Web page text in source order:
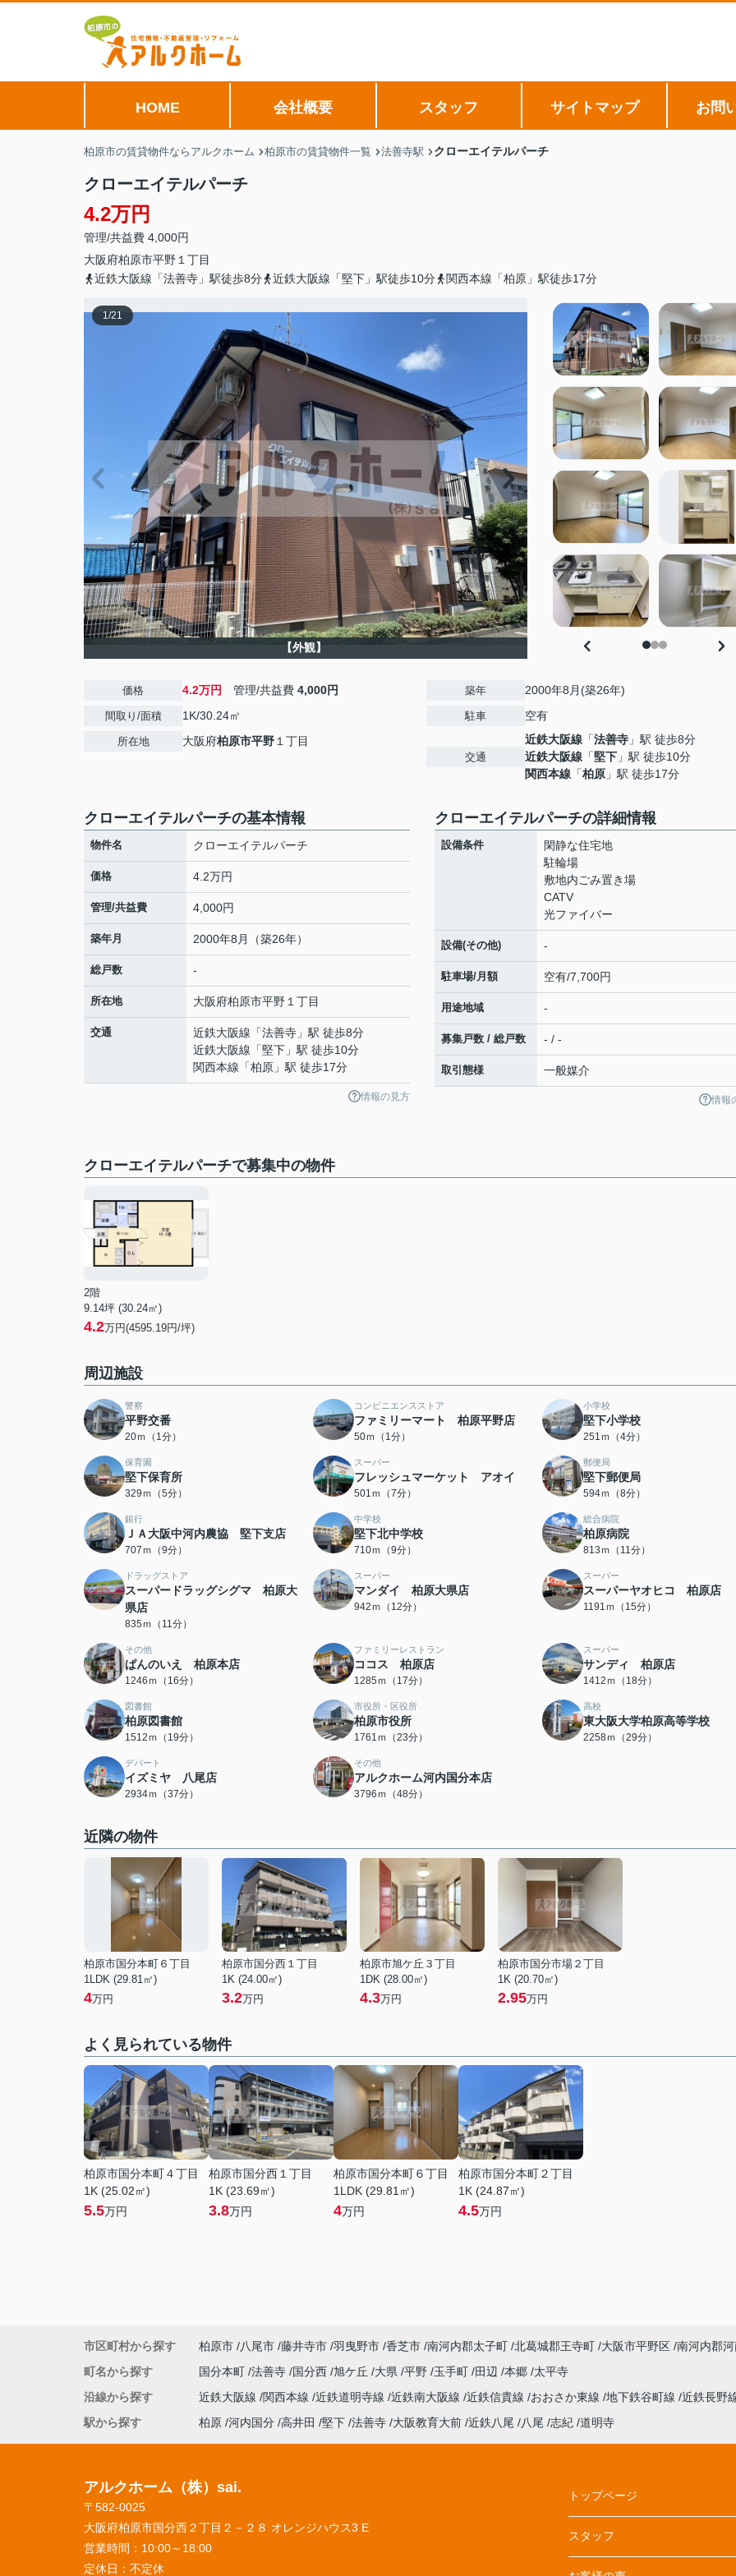
HOME 会社概要 スタッフ サイトマップ お問
柏原市の賃貸物件ならアルクホーム 柏原市の賃貸物件一覧 法善寺駅 クローエイテルパーチ
クローエイテルパーチ
4.2万円
管理/共益費 4,000円
大阪府柏原市平野 １丁目
近鉄大阪線「法善寺」駅徒歩8分
近鉄大阪線「堅下」駅徒歩10分 関西本線「柏原」駅徒歩17分
1/21
【外観】
価格 4.2万円 管理/共益費 4,000円
間取り/面積 1K/30.24㎡
所在地 大阪府柏原市平野 １丁目
築年 2000年8月(築26年)
駐車 空有
交通
近鉄大阪線 「法善寺 」駅 徒歩8分
近鉄大阪線 「堅下 」駅 徒歩10分
関西本線 「柏原 」駅 徒歩17分
クローエイテルパーチの基本情報
物件名 クローエイテルパーチ
価格 4.2万円
管理/共益費 4,000円
築年月 2000年8月（築26年）
総戸数 -
所在地 大阪府柏原市平野 １丁目
交通 近鉄大阪線 「法善寺 」駅 徒歩8分
近鉄大阪線 「堅下 」駅 徒歩10分
関西本線 「柏原 」駅 徒歩17分
情報の見方
クローエイテルパーチの詳細情報
設備条件
閑静な住宅地
駐輪場
敷地内ごみ置き場
CATV
光ファイバー
設備(その他) -
駐車場/月額 空有/7,700円
用途地域 -
募集戸数 / 総戸数 - / -
取引態様 一般媒介
情報
クローエイテルパーチで募集中の物件
2階
9.14坪 (30.24㎡)
4.2万円(4595.19円/坪)
周辺施設
警察
平野交番
20ｍ（1分）
コンビニエンスストア
ファミリーマート 柏原平野店
50ｍ（1分）
小学校
堅下小学校
251ｍ（4分）
保育園
堅下保育所
329ｍ（5分）
スーパー
フレッシュマーケット アオイ
501ｍ（7分）
郵便局
堅下郵便局
594ｍ（8分）
銀行
ＪＡ大阪中河内農協 堅下支店
707ｍ（9分）
中学校
堅下北中学校
710ｍ（9分）
総合病院
柏原病院
813ｍ（11分）
ドラッグストア
スーパードラッグシグマ 柏原大
県店
835ｍ（11分）
スーパー
マンダイ 柏原大県店
942ｍ（12分）
スーパー
スーパーヤオヒコ 柏原店
1191ｍ（15分）
その他
ぱんのいえ 柏原本店
1246ｍ（16分）
ファミリーレストラン
ココス 柏原店
1285ｍ（17分）
スーパー
サンディ 柏原店
1412ｍ（18分）
図書館
柏原図書館
1512ｍ（19分）
市役所・区役所
柏原市役所
1761ｍ（23分）
高校
東大阪大学柏原高等学校
2258ｍ（29分）
デパート
イズミヤ 八尾店
2934ｍ（37分）
その他
アルクホーム河内国分本店
3796ｍ（48分）
近隣の物件
柏原市国分本町６丁目
1LDK (29.81㎡)
4万円
柏原市国分西１丁目
1K (24.00㎡)
3.2万円
柏原市旭ケ丘３丁目
1DK (28.00㎡)
4.3万円
柏原市国分市場２丁目
1K (20.70㎡)
2.95万円
よく見られている物件
柏原市国分本町４丁目
1K (25.02㎡)
5.5万円
柏原市国分西１丁目
1K (23.69㎡)
3.8万円
柏原市国分本町６丁目
1LDK (29.81㎡)
4万円
柏原市国分本町２丁目
1K (24.87㎡)
4.5万円
市区町村から探す 柏原市 八尾市 藤井寺市 羽曳野市 香芝市 南河内郡太子町 北葛城郡王寺町 大阪市平野区 南河内郡
町名から探す
国分本町 法善寺 国分西 旭ケ丘 大県 平野 玉手町 田辺 本郷 太平寺
沿線から探す
近鉄大阪線 関西本線 近鉄道明寺線 近鉄南大阪線 近鉄信貴線 おおさか東線 地下鉄谷町線 近鉄長野
駅から探す
柏原 河内国分 高井田 堅下 法善寺 大阪教育大前 近鉄八尾 八尾 志紀 道明寺
アルクホーム（株）sai.
〒582-0025
大阪府柏原市国分西２丁目２－２８ オレンジハウス3 E
営業時間： 10:00～18:00
定休日： 不定休
トップページ
スタッフ